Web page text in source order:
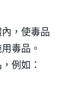
，使毒品
毒品。
例如：